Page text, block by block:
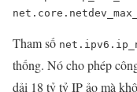
Tham số
thống. Nó cho phép
dải 18 tỷ tỷ IP ảo mà